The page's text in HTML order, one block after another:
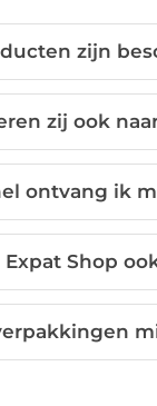
zijn
zij ook
ontvang ik
Shop